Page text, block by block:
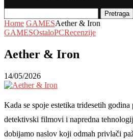
Pretraga
Home GAMESAether & Iron
GAMESOstaloPCRecenzije
Aether & Iron
14/05/2026
Kada se spoje estetika tridesetih
detektivski filmovi i napredna
dobijamo naslov koji odmah privlači